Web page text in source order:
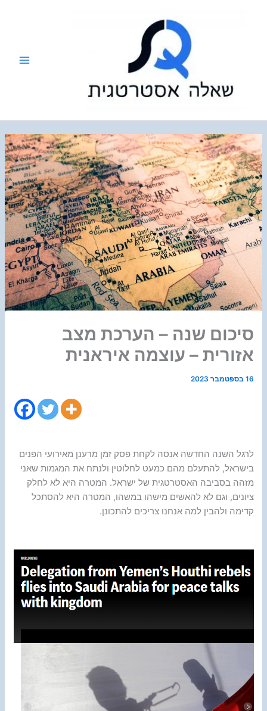
סיכום שנה – הערכת מצב
אזורית – עוצמה איראנית
16 בספטמבר 2023
לרגל השנה החדשה אנסה לקחת פסק זמן מרענן מאירועי הפנים
בישראל, להתעלם מהם כמעט לחלוטין ולנתח את המגמות שאני
מזהה בסביבה האסטרטגית של ישראל. המטרה היא לא לחלק
ציונים, וגם לא להאשים מישהו במשהו, המטרה היא להסתכל
קדימה ולהבין למה אנחנו צריכים להתכונן.